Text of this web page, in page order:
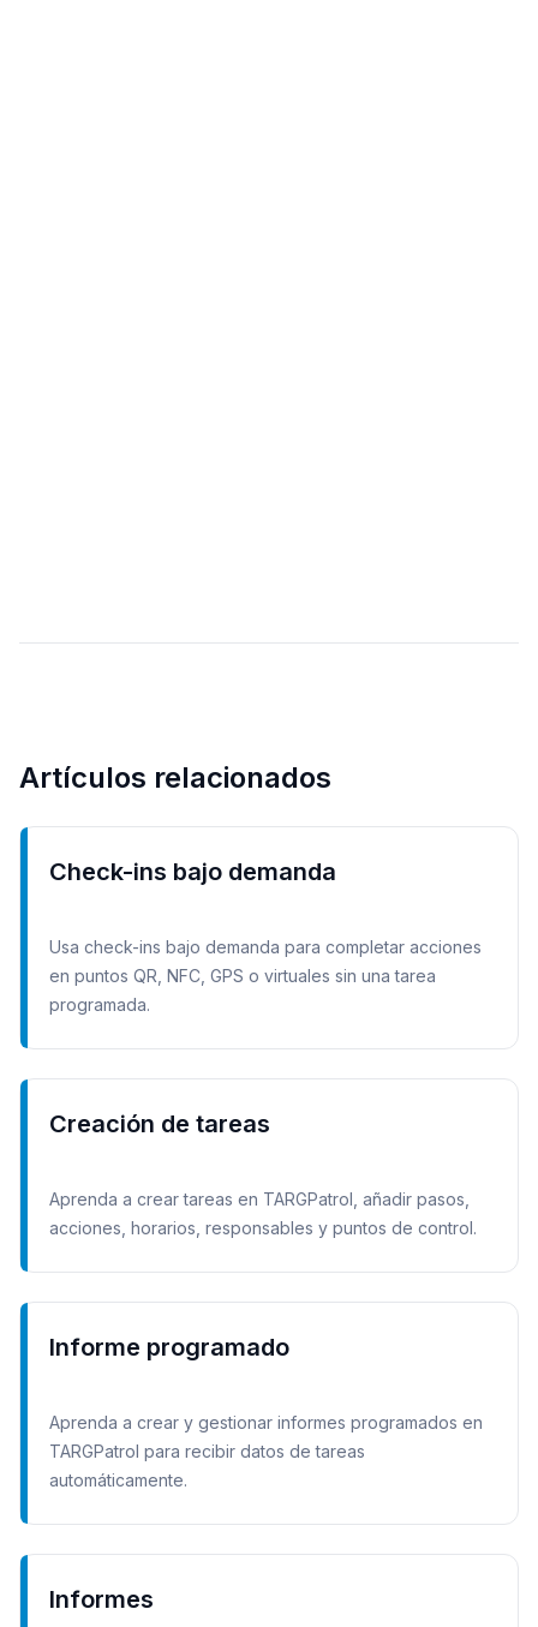
Artículos relacionados
Check-ins bajo demanda
Usa check-ins bajo demanda para completar acciones
en puntos QR, NFC, GPS o virtuales sin una tarea
programada.
Creación de tareas
Aprenda a crear tareas en TARGPatrol, añadir pasos,
acciones, horarios, responsables y puntos de control.
Informe programado
Aprenda a crear y gestionar informes programados en
TARGPatrol para recibir datos de tareas
automáticamente.
Informes